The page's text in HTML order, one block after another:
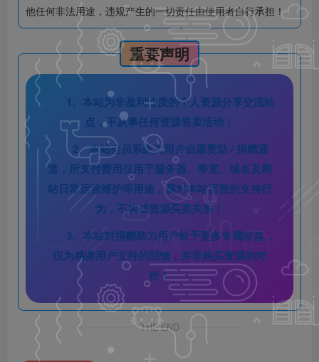
他任何非法用途，违规产生的一切责任由使用者自行承担！
重要声明
1、本站为非盈利性质的个人资源分享交流站
点，不从事任何资源售卖活动！
2、本站会员系统为用户自愿赞助 / 捐赠通
道，所支付费用仅用于服务器、带宽、域名及网
站日常运营维护等用途，属对本站运营的支持行
为，不构成资源买卖关系！
3、本站对捐赠助力用户给予更多专属权益，
仅为感谢用户支持的回馈，并非购买资源的对
价！
THE END